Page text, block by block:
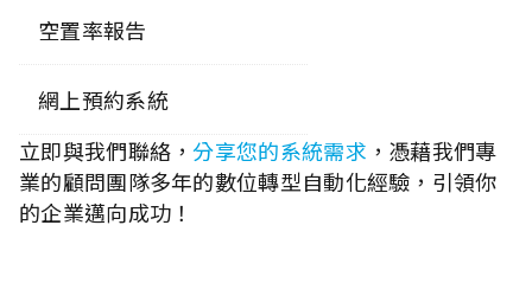
空置率報告
網上預約系統
立即與我們聯絡，分享您的系統需求 ，憑藉我們專
業的顧問團隊多年的數位轉型自動化經驗，引領你
的企業邁向成功！